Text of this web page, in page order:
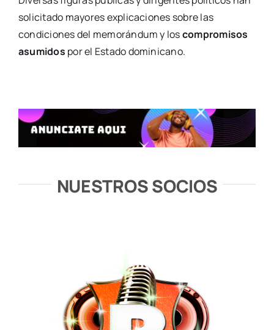
solicitado mayores explicaciones sobre las
condiciones del memorándum y loscompromisos
asumidos por el Estado dominicano.
NUESTROS SOCIOS